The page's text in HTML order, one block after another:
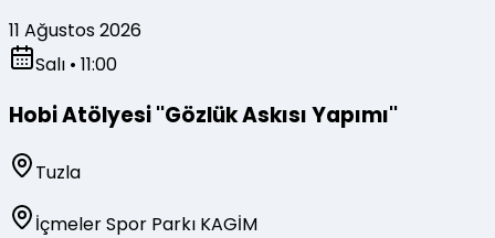
11 Ağustos 2026
Salı • 11:00
Hobi Atölyesi ''Gözlük Askısı Yapımı''
Tuzla
İçmeler Spor Parkı KAGİM